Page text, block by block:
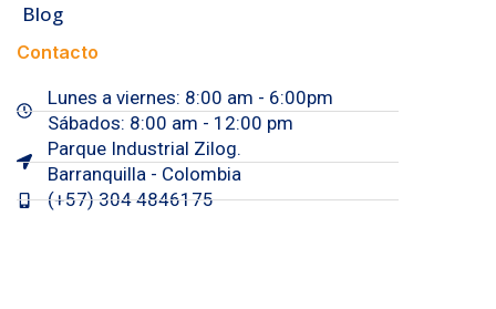
Blog
Contacto
Lunes a viernes: 8:00 am - 6:00pm
Sábados: 8:00 am - 12:00 pm
Parque Industrial Zilog.
Barranquilla - Colombia
(+57) 304 4846175